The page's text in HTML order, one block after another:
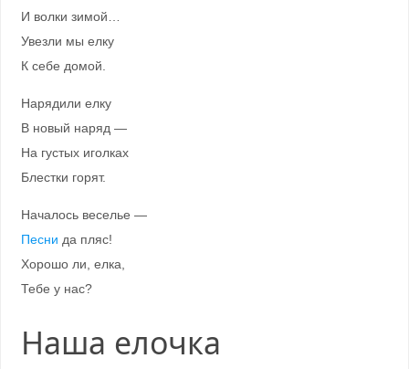
И волки зимой…
Увезли мы елку
К себе домой.
Нарядили елку
В новый наряд —
На густых иголках
Блестки горят.
Началось веселье —
Песни да пляс!
Хорошо ли, елка,
Тебе у нас?
Наша елочка